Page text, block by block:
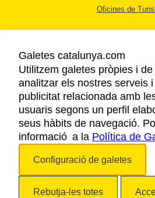
Oficines de
AVÍS LEGAL
POLÍTICA DE
COOKIES
Galetes catalunya.com
Utilitzem galetes pròpies i
analitzar els nostres serveis
publicitat relacionada amb
usuaris segons un perfil
seus hàbits de navegació.
informació a la Política de
Configuració de galetes
Rebutja-les totes